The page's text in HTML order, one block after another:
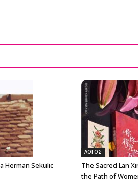
Herman Sekulic
ΛΟΓΟΣ
The Sacred Lan
the Path of